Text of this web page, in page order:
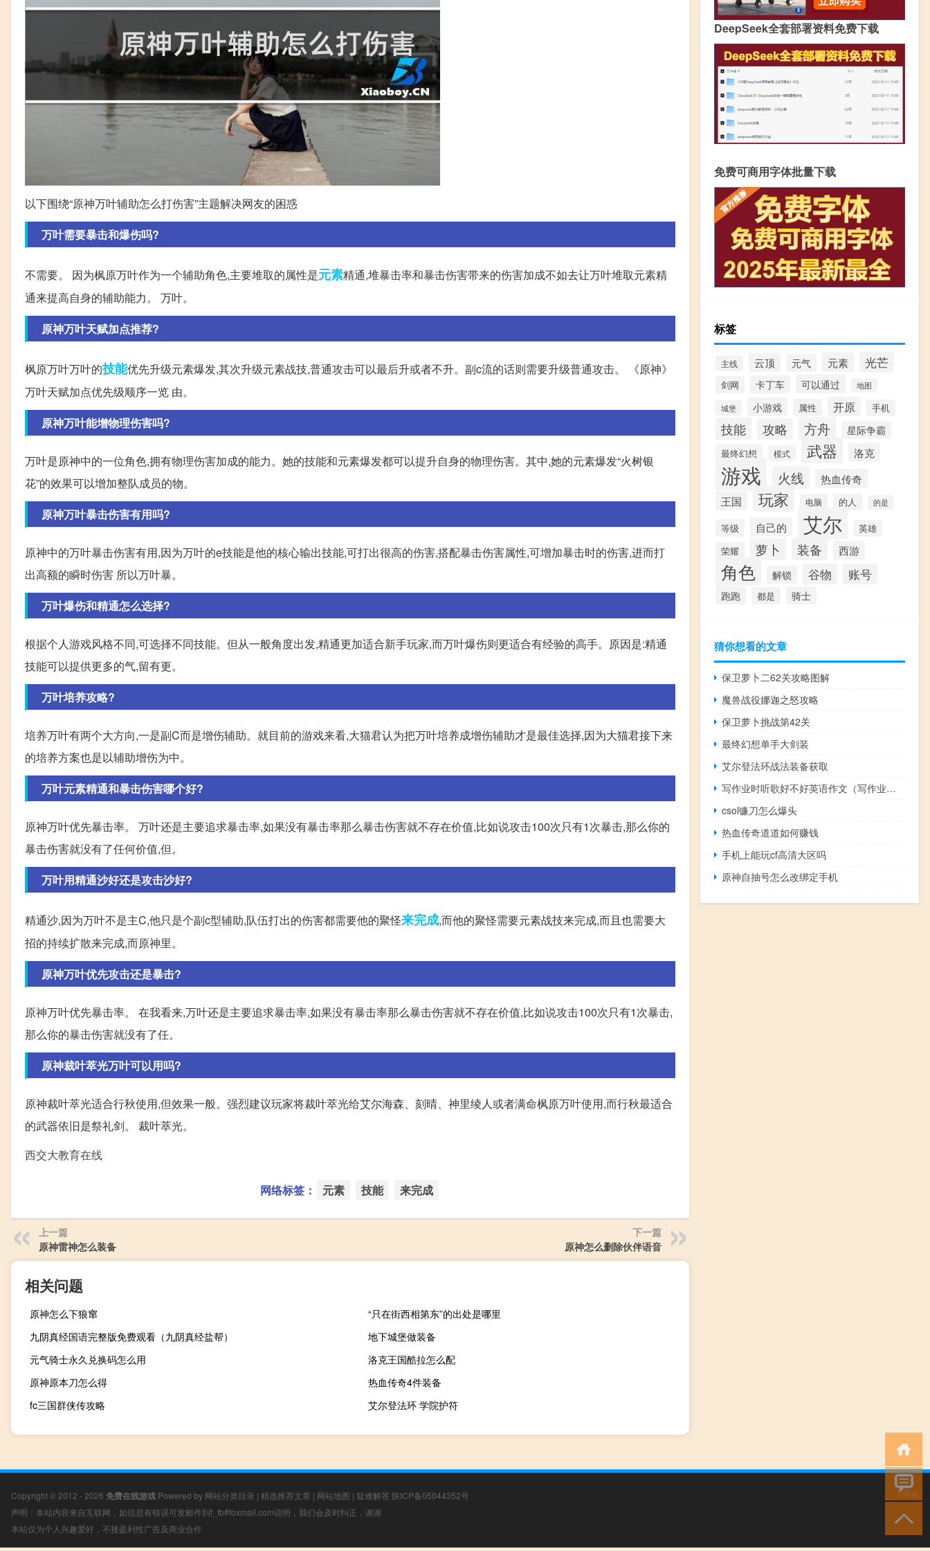
以下围绕“原神万叶辅助怎么打伤害”主题解决网友的困惑
万叶需要暴击和爆伤吗?
不需要。 因为枫原万叶作为一个辅助角色,主要堆取的属性是元素精通,堆暴击率和暴击伤害带来的伤害加成不如去让万叶堆取元素精
通来提高自身的辅助能力。 万叶。
原神万叶天赋加点推荐?
枫原万叶万叶的技能优先升级元素爆发,其次升级元素战技,普通攻击可以最后升或者不升。副c流的话则需要升级普通攻击。 《原神》
万叶天赋加点优先级顺序一览 由。
原神万叶能增物理伤害吗?
万叶是原神中的一位角色,拥有物理伤害加成的能力。她的技能和元素爆发都可以提升自身的物理伤害。其中,她的元素爆发“火树银
花”的效果可以增加整队成员的物。
原神万叶暴击伤害有用吗?
原神中的万叶暴击伤害有用,因为万叶的e技能是他的核心输出技能,可打出很高的伤害,搭配暴击伤害属性,可增加暴击时的伤害,进而打
出高额的瞬时伤害 所以万叶暴。
万叶爆伤和精通怎么选择?
根据个人游戏风格不同,可选择不同技能。但从一般角度出发,精通更加适合新手玩家,而万叶爆伤则更适合有经验的高手。原因是:精通
技能可以提供更多的气,留有更。
万叶培养攻略?
培养万叶有两个大方向,一是副C而是增伤辅助。就目前的游戏来看,大猫君认为把万叶培养成增伤辅助才是最佳选择,因为大猫君接下来
的培养方案也是以辅助增伤为中。
万叶元素精通和暴击伤害哪个好?
原神万叶优先暴击率。 万叶还是主要追求暴击率,如果没有暴击率那么暴击伤害就不存在价值,比如说攻击100次只有1次暴击,那么你的
暴击伤害就没有了任何价值,但。
万叶用精通沙好还是攻击沙好?
精通沙,因为万叶不是主C,他只是个副c型辅助,队伍打出的伤害都需要他的聚怪来完成,而他的聚怪需要元素战技来完成,而且也需要大
招的持续扩散来完成,而原神里。
原神万叶优先攻击还是暴击?
原神万叶优先暴击率。 在我看来,万叶还是主要追求暴击率,如果没有暴击率那么暴击伤害就不存在价值,比如说攻击100次只有1次暴击,
那么你的暴击伤害就没有了任。
原神裁叶萃光万叶可以用吗?
原神裁叶萃光适合行秋使用,但效果一般。强烈建议玩家将裁叶萃光给艾尔海森、刻晴、神里绫人或者满命枫原万叶使用,而行秋最适合
的武器依旧是祭礼剑。 裁叶萃光。
西交大教育在线
网络标签： 元素 技能 来完成
上一篇
原神雷神怎么装备
下一篇
原神怎么删除伙伴语音
相关问题
原神怎么下狼窜
“只在街西相第东”的出处是哪里
九阴真经国语完整版免费观看（九阴真经盐帮）
地下城堡做装备
元气骑士永久兑换码怎么用
洛克王国酷拉怎么配
原神原本刀怎么得
热血传奇4件装备
fc三国群侠传攻略
艾尔登法环 学院护符
DeepSeek全套部署资料免费下载
免费可商用字体批量下载
标签
主线 云顶 元气 元素 光芒
剑网 卡丁车 可以通过 地图
城堡 小游戏 属性 开原 手机
技能 攻略 方舟 星际争霸
最终幻想 模式 武器 洛克
游戏 火线 热血传奇
王国 玩家 电脑 的人 的是
等级 自己的 艾尔 英雄
荣耀 萝卜 装备 西游
角色 解锁 谷物 账号
跑跑 都是 骑士
猜你想看的文章
保卫萝卜二62关攻略图解
魔兽战役娜迦之怒攻略
保卫萝卜挑战第42关
最终幻想单手大剑装
艾尔登法环战法装备获取
写作业时听歌好不好英语作文（写作业时听歌好不好）
csol镰刀怎么爆头
热血传奇道道如何赚钱
手机上能玩cf高清大区吗
原神自抽号怎么改绑定手机
Copyright © 2012 - 2026 免费在线游戏 Powered by 网站分类目录 | 精选推荐文章 | 网站地图 | 疑难解答 陕ICP备05044352号
声明：本站内容来自互联网，如信息有错误可发邮件到f_fb#foxmail.com说明，我们会及时纠正，谢谢
本站仅为个人兴趣爱好，不接盈利性广告及商业合作
小男孩